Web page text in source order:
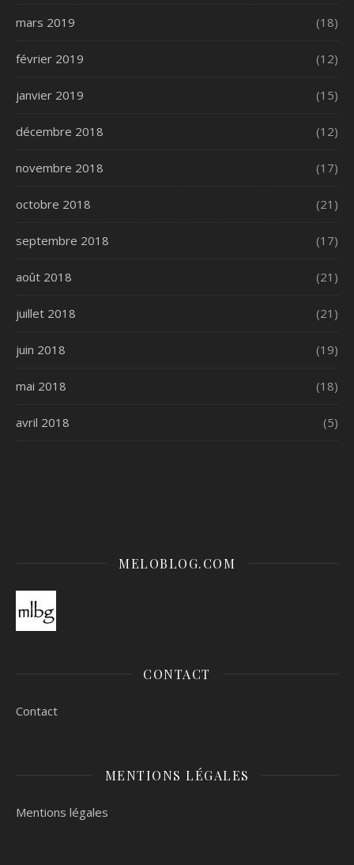
mars 2019 (18)
février 2019 (12)
janvier 2019 (15)
décembre 2018 (12)
novembre 2018 (17)
octobre 2018 (21)
septembre 2018 (17)
août 2018 (21)
juillet 2018 (21)
juin 2018 (19)
mai 2018 (18)
avril 2018 (5)
MELOBLOG.COM
CONTACT
Contact
MENTIONS LÉGALES
Mentions légales